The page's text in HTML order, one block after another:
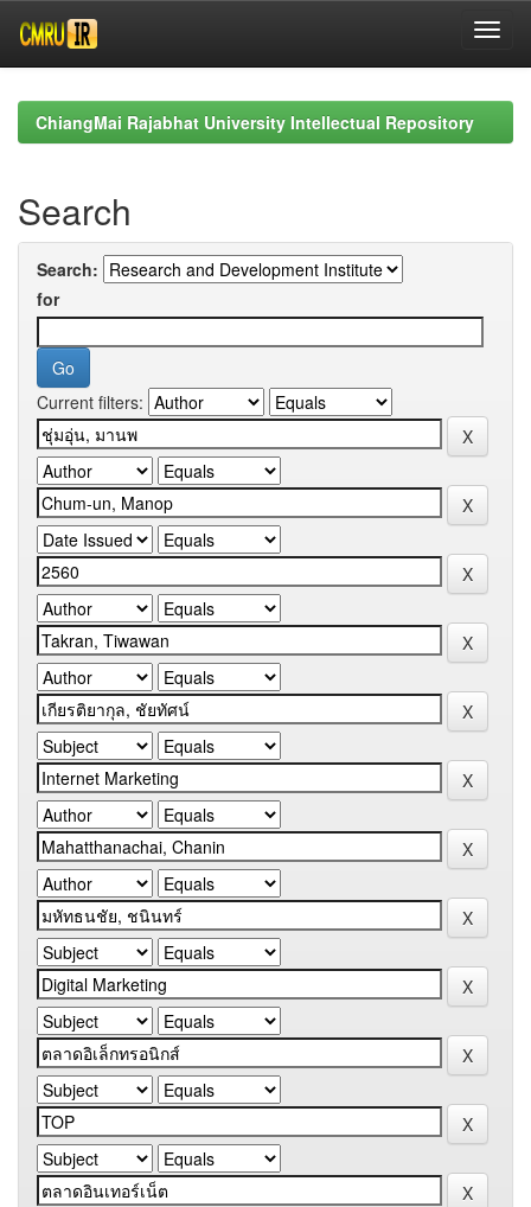
navigationChiangMai Rajabhat University Intellectual Repository
Search
Search:
for
Current filters: